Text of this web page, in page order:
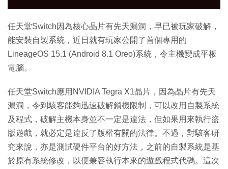
任天堂Switch因為核心晶片有先天漏洞，早已被玩家破解，
能安裝自製系統，近日就有玩家公開了首個專用的
LineageOS 15.1 (Android 8.1 Oreo)系統，令主機變成平板
電腦。
任天堂Switch應用NVIDIA Tegra X1晶片，因為晶片有先天
漏洞，令到駭客能夠迅速破解鎖機限制，可以改用自製系統
及程式，破解主機本身並不一定是違法，但如果用來執行盜
版遊戲，就必定是違反了版權有關的法律。不過，對駭客研
究來說，亦是測試硬件平台的好方法，之前的自製系統是基
於原有系統修改，以便兼容執行本來的遊戲程式代碼。這次